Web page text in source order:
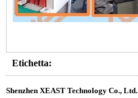
Etichetta:
Shenzhen XEAST Technology Co., Ltd.